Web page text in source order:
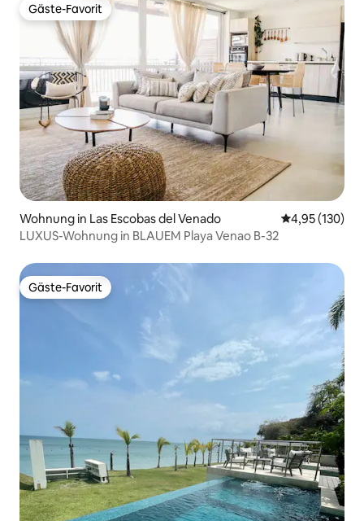
Gäste-Favorit
Gäste-Favorit
Wohnung in Las Escobas del Venado
4,95 (130)
LUXUS-Wohnung in BLAUEM Playa Venao B-32
Gäste-Favorit
Gäste-Favorit